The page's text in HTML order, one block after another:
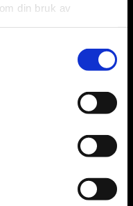
din bruk av